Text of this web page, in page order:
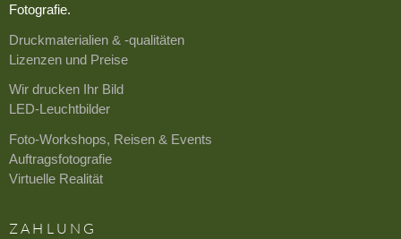
Fotografie.
Druckmaterialien & -qualitäten
Lizenzen und Preise
Wir drucken Ihr Bild
LED-Leuchtbilder
Foto-Workshops, Reisen & Events
Auftragsfotografie
Virtuelle Realität
ZAHLUNG